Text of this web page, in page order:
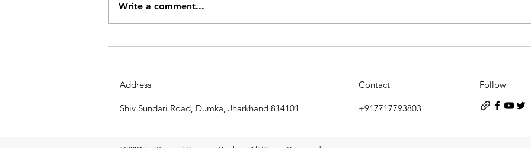
Write a comment...
Address
Shiv Sundari Road, Dumka, Jharkhand 814101
Contact
+917717793803
Follow